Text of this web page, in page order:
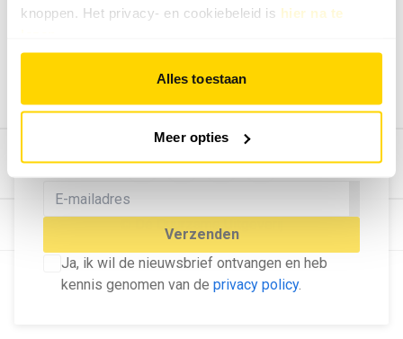
knoppen. Het privacy- en cookiebeleid is hier na te
Alles toestaan
Meer opties
MELD U AAN VOOR ONZE
NIEUWSBRIEF
Blijf op de hoogte van het laatste nieuws!
Verzenden
Ja, ik wil de nieuwsbrief ontvangen en heb
kennis genomen van de privacy policy.
Tip de redactie
Bekijk hier de mogelijkheden.
© Dé Duurzame Uitgeverij